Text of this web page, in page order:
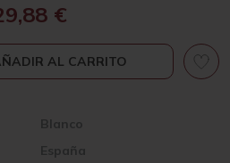
España
Blanco
€
AL CARRITO